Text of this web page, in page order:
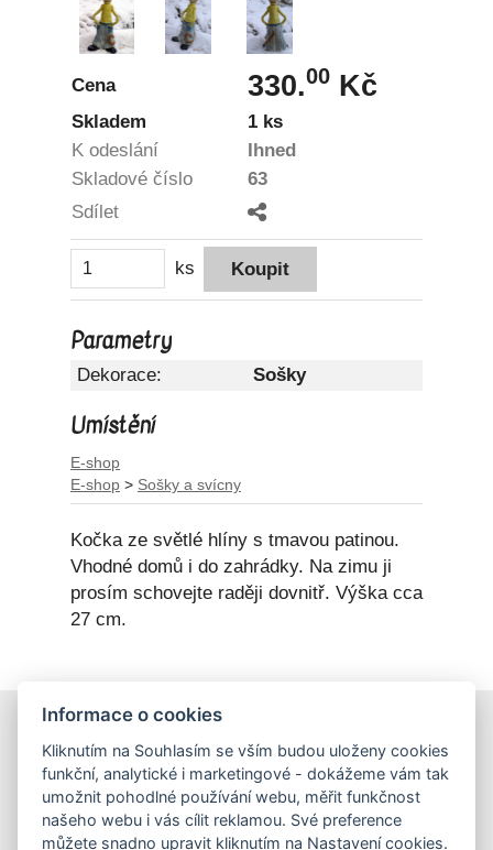
Cena 330.00 Kč
Skladem
1 ks
K odeslání
Ihned
Skladové číslo
63
Sdílet
ks
Parametry
Dekorace: Sošky
Umístění
E-shop
E-shop > Sošky a svícny
Kočka ze světlé hlíny s tmavou patinou.
Vhodné domů i do zahrádky. Na zimu ji
prosím schovejte raději dovnitř. Výška cca
27 cm.
Obchodní podmínky
Podmínky ochrany osobních údajů
Informace o cookies
Kliknutím na Souhlasím se vším budou uloženy cookies
funkční, analytické i marketingové - dokážeme vám tak
umožnit pohodlné používání webu, měřit funkčnost
našeho webu i vás cílit reklamou. Své preference
můžete snadno upravit kliknutím na Nastavení cookies.